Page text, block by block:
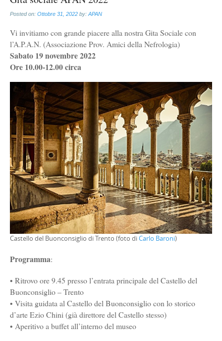
Posted on: Ottobre 31, 2022 by: APAN
Vi invitiamo con grande piacere alla nostra Gita Sociale con
l’A.P.A.N. (Associazione Prov. Amici della Nefrologia)
Sabato 19 novembre 2022
Ore 10.00-12.00 circa
Castello del Buonconsiglio di Trento (foto diCarlo Baroni)
Programma:
• Ritrovo ore 9.45 presso l’entrata principale del Castello del
Buonconsiglio – Trento
• Visita guidata al Castello del Buonconsiglio con lo storico
d’arte Ezio Chini (già direttore del Castello stesso)
• Aperitivo a buffet all’interno del museo